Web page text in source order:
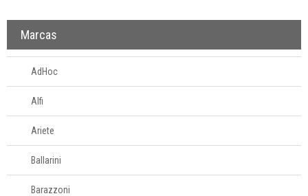
Marcas
AdHoc
Alfi
Ariete
Ballarini
Barazzoni